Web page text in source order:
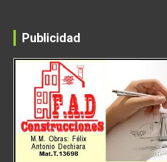
Publicidad